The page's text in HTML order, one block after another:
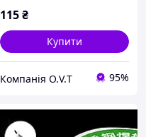
115₴
Купити
Компанія О.V.Т 95%